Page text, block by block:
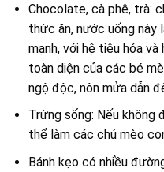
Chocolate, cà phê, trà:
thức ăn, nước uống này
mạnh, với hệ tiêu hóa
toàn diện của các bé
ngộ độc, nôn mửa dẫn
Trứng sống: Nếu không
thể làm các chú mèo
Bánh kẹo có nhiều